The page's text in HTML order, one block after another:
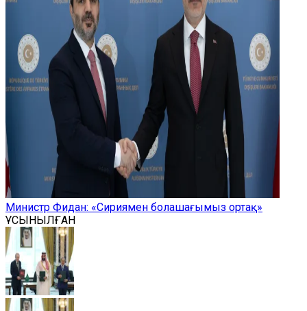
Министр Фидан: «Сириямен болашағымыз ортақ»
ҰСЫНЫЛҒАН